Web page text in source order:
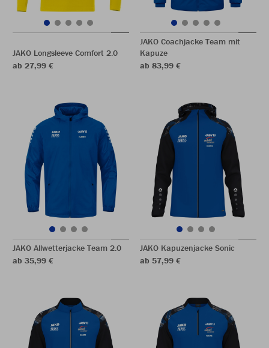
JAKO Longsleeve Comfort 2.0
ab 27,99 €
JAKO Coachjacke Team mit
Kapuze
ab 83,99 €
JAKO Allwetterjacke Team 2.0
ab 35,99 €
JAKO Kapuzenjacke Sonic
ab 57,99 €